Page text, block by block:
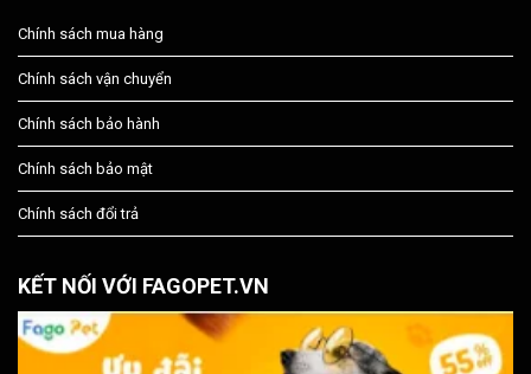
Chính sách mua hàng
Chính sách vận chuyển
Chính sách bảo hành
Chính sách bảo mật
Chính sách đổi trả
KẾT NỐI VỚI FAGOPET.VN